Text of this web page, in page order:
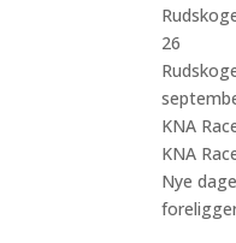
26
KNA
KNA
Nye